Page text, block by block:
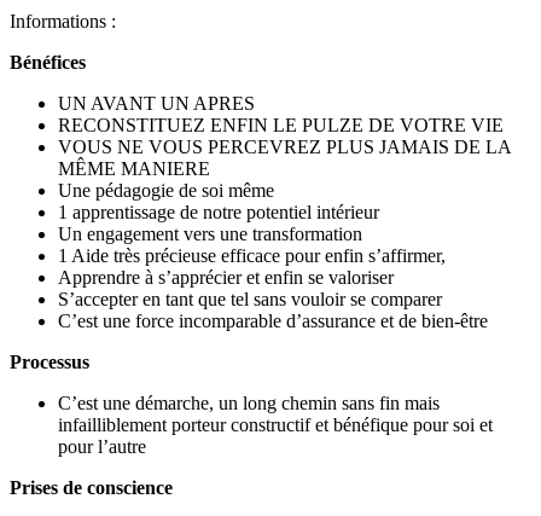
Informations :
Bénéfices
UN AVANT UN APRES
RECONSTITUEZ ENFIN LE PULZE DE VOTRE VIE
VOUS NE VOUS PERCEVREZ PLUS JAMAIS DE LA
MÊME MANIERE
Une pédagogie de soi même
1 apprentissage de notre potentiel intérieur
Un engagement vers une transformation
1 Aide très précieuse efficace pour enfin s’affirmer,
Apprendre à s’apprécier et enfin se valoriser
S’accepter en tant que tel sans vouloir se comparer
C’est une force incomparable d’assurance et de bien-être
Processus
C’est une démarche, un long chemin sans fin mais
infailliblement porteur constructif et bénéfique pour soi et
pour l’autre
Prises de conscience